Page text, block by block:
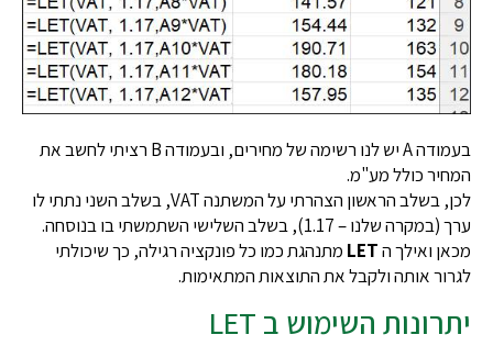
בעמודה A יש לנו רשימה של מחירים, ובעמודה B רציתי לחשב את
המחיר כולל מע"מ.
לכן, בשלב הראשון הצהרתי על המשתנה VAT, בשלב השני נתתי לו
ערך (במקרה שלנו – 1.17), בשלב השלישי השתמשתי בו בנוסחה.
מכאן ואילך הLET מתנהגת כמו כל פונקציה רגילה, כך שיכולתי
לגרור אותה ולקבל את התוצאות המתאימות.
יתרונות השימוש ב LET